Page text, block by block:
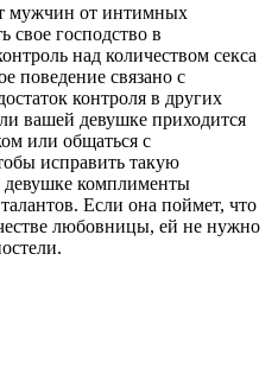
мужчин от интимных
свое господство в
над количеством секса
поведение связано с
контроля в других
вашей девушке приходится
или общаться с
исправить такую
девушке комплименты
Если она поймет, что
любовницы, ей не нужно